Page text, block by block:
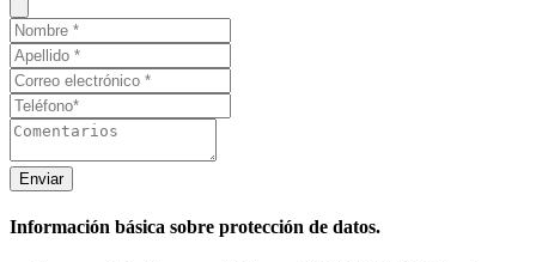
Enviar
Información básica sobre protección de datos.